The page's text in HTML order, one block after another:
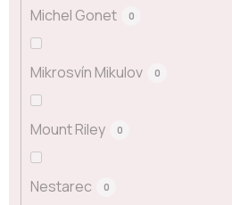
Michel Gonet 0
Mikrosvín Mikulov 0
Mount Riley 0
Nestarec 0